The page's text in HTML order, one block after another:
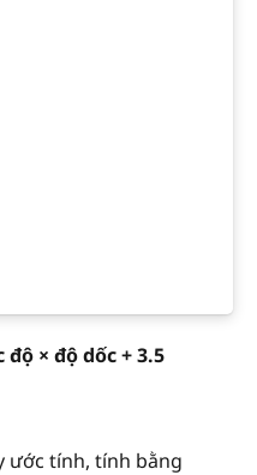
độ × độ dốc + 3.5
ước tính, tính bằng